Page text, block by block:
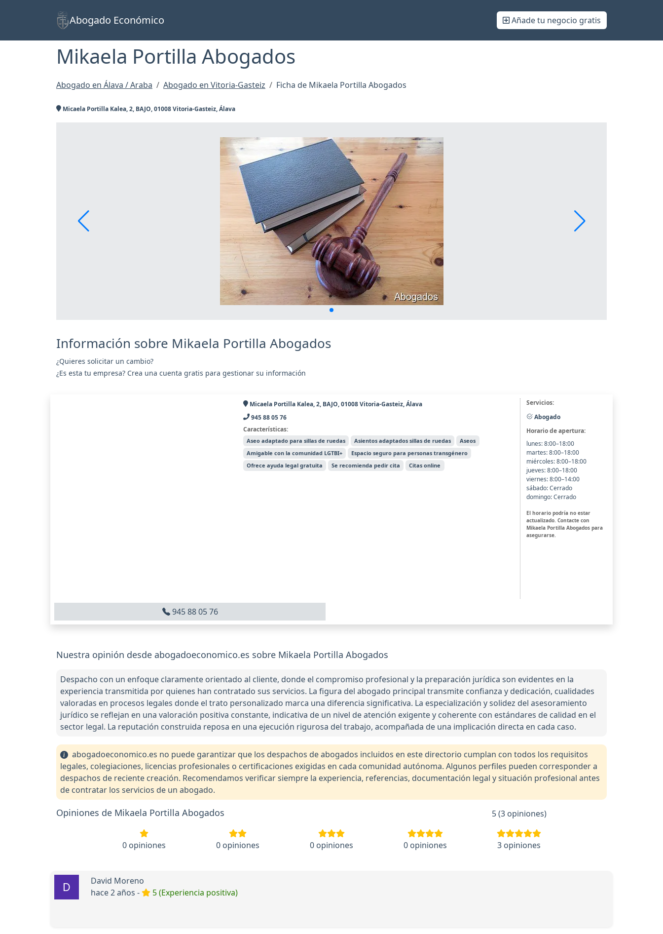
Abogado Económico Añade tu negocio gratis
Mikaela Portilla Abogados
Abogado en Álava / Araba Abogado en Vitoria-Gasteiz Ficha de Mikaela Portilla Abogados
Micaela Portilla Kalea, 2, BAJO, 01008 Vitoria-Gasteiz, Álava
Información sobre Mikaela Portilla Abogados
¿Quieres solicitar un cambio?
¿Es esta tu empresa? Crea una cuenta gratis para gestionar su información
Micaela Portilla Kalea, 2, BAJO, 01008 Vitoria-Gasteiz, Álava
945 88 05 76
Características:
Aseo adaptado para sillas de ruedas Asientos adaptados sillas de ruedas
Aseos
Amigable con la comunidad LGTBI+
Espacio seguro para personas transgénero
Ofrece ayuda legal gratuita
Se recomienda pedir cita Citas online
Servicios:
Abogado
Horario de apertura:
lunes: 8:00–18:00
martes: 8:00–18:00
miércoles: 8:00–18:00
jueves: 8:00–18:00
viernes: 8:00–14:00
sábado: Cerrado
domingo: Cerrado
El horario podría no estar
actualizado. Contacte con
Mikaela Portilla Abogados para
asegurarse.
945 88 05 76
Nuestra opinión desde abogadoeconomico.es sobre Mikaela Portilla Abogados
Despacho con un enfoque claramente orientado al cliente, donde el compromiso profesional y la preparación jurídica son evidentes en la
experiencia transmitida por quienes han contratado sus servicios. La figura del abogado principal transmite confianza y dedicación, cualidades
valoradas en procesos legales donde el trato personalizado marca una diferencia significativa. La especialización y solidez del asesoramiento
jurídico se reflejan en una valoración positiva constante, indicativa de un nivel de atención exigente y coherente con estándares de calidad en el
sector legal. La reputación construida reposa en una ejecución rigurosa del trabajo, acompañada de una implicación directa en cada caso.
abogadoeconomico.es no puede garantizar que los despachos de abogados incluidos en este directorio cumplan con todos los requisitos
legales, colegiaciones, licencias profesionales o certificaciones exigidas en cada comunidad autónoma. Algunos perfiles pueden corresponder a
despachos de reciente creación. Recomendamos verificar siempre la experiencia, referencias, documentación legal y situación profesional antes
de contratar los servicios de un abogado.
Opiniones de Mikaela Portilla Abogados 5 (3 opiniones)
0 opiniones 0 opiniones 0 opiniones 0 opiniones 3 opiniones
David Moreno
hace 2 años -
5 (Experiencia positiva)